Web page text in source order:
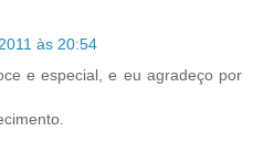
às 20:54
e especial, e eu agradeço por